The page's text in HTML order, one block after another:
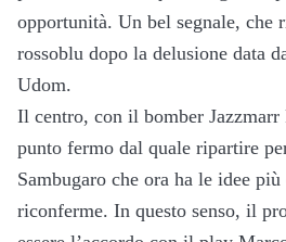
opportunità. Un bel segnale, che
rossoblu dopo la delusione data
Udom.
Il centro, con il bomber Jazzmarr
punto fermo dal quale ripartire
Sambugaro che ora ha le idee
riconferme. In questo senso, il